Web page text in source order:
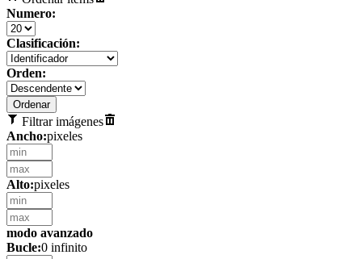
Numero:
Clasificación:
Orden:
Filtrar imágenes
Ancho:pixeles
Alto:pixeles
modo avanzado
Bucle:0 infinito